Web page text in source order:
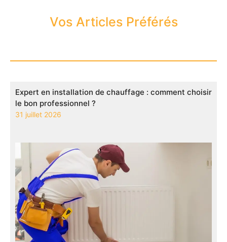
Vos Articles Préférés
Expert en installation de chauffage : comment choisir
le bon professionnel ?
31 juillet 2026